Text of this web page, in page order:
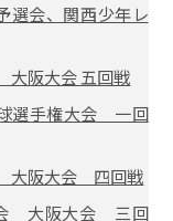
選会、関西少年レ
阪大会 五回戦
選手権大会 一回
大阪大会 四回戦
大阪大会 三回